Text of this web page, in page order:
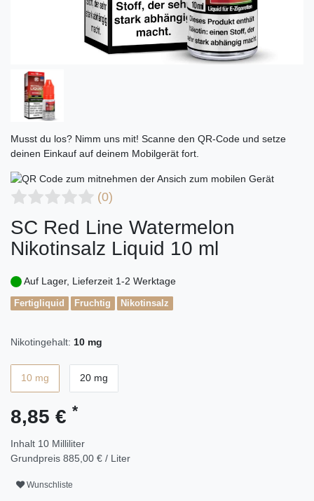
Musst du los? Nimm uns mit! Scanne den QR-Code und setze
deinen Einkauf auf deinem Mobilgerät fort.
(0)
SC Red Line Watermelon
Nikotinsalz Liquid 10 ml
Auf Lager, Lieferzeit 1-2 Werktage
Fertigliquid Fruchtig Nikotinsalz
Nikotingehalt: 10 mg
10 mg 20 mg
8,85 € *
Inhalt 10 Milliliter
Grundpreis 885,00 € / Liter
Wunschliste